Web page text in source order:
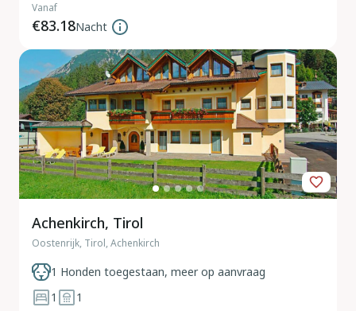
Vanaf
€83.18Nacht
Achenkirch, Tirol
Oostenrijk, Tirol, Achenkirch
1 Honden toegestaan, meer op aanvraag
1
1